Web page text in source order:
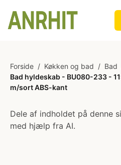
Forside / Køkken og bad / Bad
Bad hyldeskab - BU080-233 -
m/sort ABS-kant
Dele af indholdet på denne
med hjælp fra AI.